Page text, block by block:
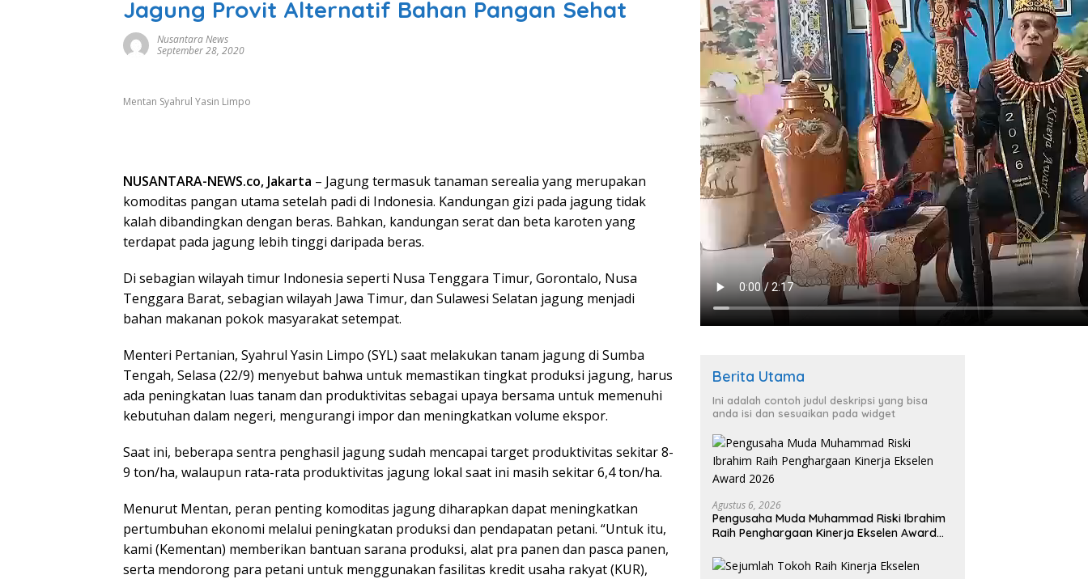
Jagung Provit Alternatif Bahan Pangan Sehat
Nusantara News
September 28, 2020
Mentan Syahrul Yasin Limpo
NUSANTARA-NEWS.co, Jakarta – Jagung termasuk tanaman serealia yang merupakan
komoditas pangan utama setelah padi di Indonesia. Kandungan gizi pada jagung tidak
kalah dibandingkan dengan beras. Bahkan, kandungan serat dan beta karoten yang
terdapat pada jagung lebih tinggi daripada beras.
Di sebagian wilayah timur Indonesia seperti Nusa Tenggara Timur, Gorontalo, Nusa
Tenggara Barat, sebagian wilayah Jawa Timur, dan Sulawesi Selatan jagung menjadi
bahan makanan pokok masyarakat setempat.
Menteri Pertanian, Syahrul Yasin Limpo (SYL) saat melakukan tanam jagung di Sumba
Tengah, Selasa (22/9) menyebut bahwa untuk memastikan tingkat produksi jagung, harus
ada peningkatan luas tanam dan produktivitas sebagai upaya bersama untuk memenuhi
kebutuhan dalam negeri, mengurangi impor dan meningkatkan volume ekspor.
Saat ini, beberapa sentra penghasil jagung sudah mencapai target produktivitas sekitar 8-
9 ton/ha, walaupun rata-rata produktivitas jagung lokal saat ini masih sekitar 6,4 ton/ha.
Menurut Mentan, peran penting komoditas jagung diharapkan dapat meningkatkan
pertumbuhan ekonomi melalui peningkatan produksi dan pendapatan petani. “Untuk itu,
kami (Kementan) memberikan bantuan sarana produksi, alat pra panen dan pasca panen,
serta mendorong para petani untuk menggunakan fasilitas kredit usaha rakyat (KUR),
Berita Utama
Ini adalah contoh judul deskripsi yang bisa
anda isi dan sesuaikan pada widget
Agustus 6, 2026
Pengusaha Muda Muhammad Riski Ibrahim
Raih Penghargaan Kinerja Ekselen Award